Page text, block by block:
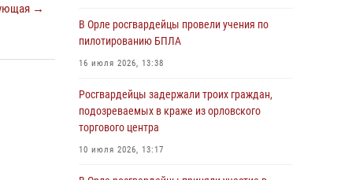
→
противоправных действий
04 августа 2026, 14:21
росгвардейцев
04 августа 2026, 14:06 2
За месяц росгвардейцы приняли от граждан
В Орле росгвардейцы провели учения по
пилотированию БПЛА
16 июля 2026, 13:38
Росгвардейцы задержали троих граждан,
подозреваемых в краже из орловского
торгового центра
10 июля 2026, 13:17